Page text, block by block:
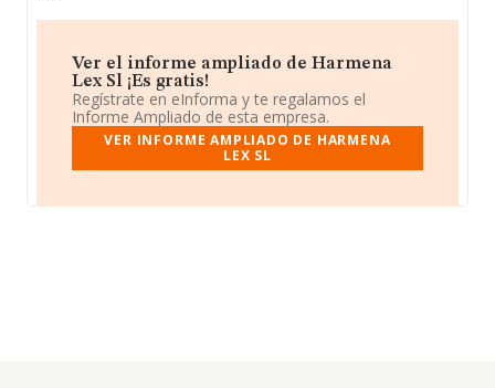
Ver el informe ampliado de Harmena
Lex Sl ¡Es gratis!
Regístrate en eInforma y te regalamos el
Informe Ampliado de esta empresa.
VER INFORME AMPLIADO DE HARMENA
LEX SL